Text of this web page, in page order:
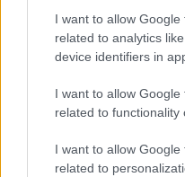
I want to allow
related to analytics
device identifiers in
I want to allow
related to functionality
I want to allow
related to
2018 Lewis Hamilton
2019 Lewis Hamilton
2020 Lewis Hamilton
2021 Max Verstappen
2022 Max Verstappen
2023 Max Verstappen
2024 Max Verstappen